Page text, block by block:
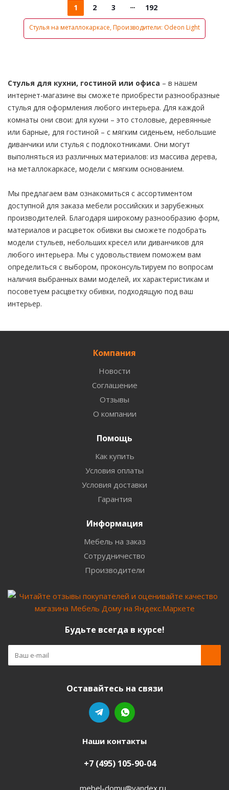
1 2 3 192
Стулья на металлокаркасе, Производители: Odeon Light
Стулья для кухни, гостиной или офиса – в нашем
интернет-магазине вы сможете приобрести разнообразные
стулья для оформления любого интерьера. Для каждой
комнаты они свои: для кухни – это столовые, деревянные
или барные, для гостиной – с мягким сиденьем, небольшие
диванчики или стулья с подлокотниками. Они могут
выполняться из различных материалов: из массива дерева,
на металлокаркасе, модели с мягким основанием.
Мы предлагаем вам ознакомиться с ассортиментом
доступной для заказа мебели российских и зарубежных
производителей. Благодаря широкому разнообразию форм,
материалов и расцветок обивки вы сможете подобрать
модели стульев, небольших кресел или диванчиков для
любого интерьера. Мы с удовольствием поможем вам
определиться с выбором, проконсультируем по вопросам
наличия выбранных вами моделей, их характеристикам и
посоветуем расцветку обивки, подходящую под ваш
интерьер.
Компания
Новости
Соглашение
Отзывы
О компании
Помощь
Как купить
Условия оплаты
Условия доставки
Гарантия
Информация
Мебель на заказ
Сотрудничество
Производители
Будьте всегда в курсе!
Оставайтесь на связи
Наши контакты
+7 (495) 105-90-04
mebel-domu@yandex.ru